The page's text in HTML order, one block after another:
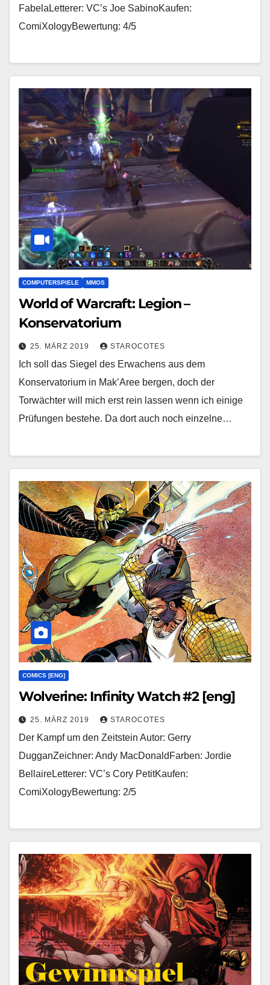
FabelaLetterer: VC’s Joe SabinoKaufen:
ComiXologyBewertung: 4/5
COMPUTERSPIELE MMOS
World of Warcraft: Legion –
Konservatorium
25. MÄRZ 2019 STAROCOTES
Ich soll das Siegel des Erwachens aus dem
Konservatorium in Mak’Aree bergen, doch der
Torwächter will mich erst rein lassen wenn ich einige
Prüfungen bestehe. Da dort auch noch einzelne…
COMICS [ENG]
Wolverine: Infinity Watch #2 [eng]
25. MÄRZ 2019 STAROCOTES
Der Kampf um den Zeitstein Autor: Gerry
DugganZeichner: Andy MacDonaldFarben: Jordie
BellaireLetterer: VC’s Cory PetitKaufen:
ComiXologyBewertung: 2/5